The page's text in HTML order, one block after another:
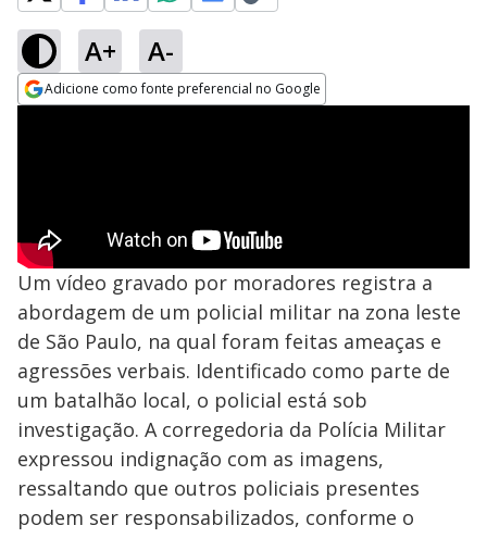
A+ A-
Adicione como fonte preferencial no Google
Um vídeo gravado por moradores registra a
abordagem de um policial militar na zona leste
de São Paulo, na qual foram feitas ameaças e
agressões verbais. Identificado como parte de
um batalhão local, o policial está sob
investigação. A corregedoria da Polícia Militar
expressou indignação com as imagens,
ressaltando que outros policiais presentes
podem ser responsabilizados, conforme o